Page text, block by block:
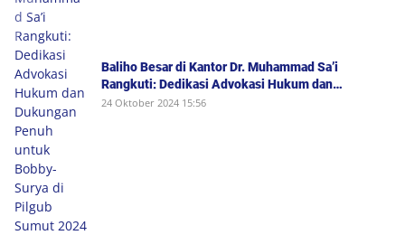
Baliho Besar di Kantor Dr. Muhammad Sa’i
Rangkuti: Dedikasi Advokasi Hukum dan
Dukungan Penuh untuk Bobby-Surya di Pilgub
24 Oktober 2024 15:56